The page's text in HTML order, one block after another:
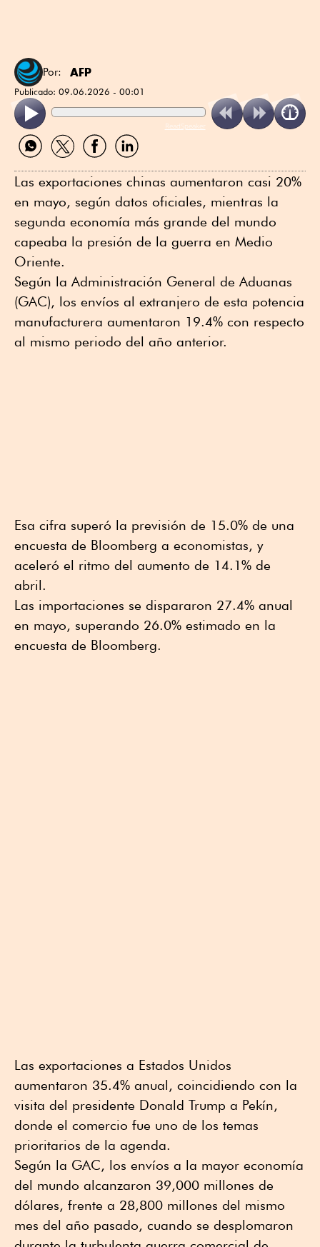
Por: AFP
Publicado: 09.06.2026 - 00:01
ReadSpeaker
Compartir
por
Compartir
por
Compartir
por
Compartir
por
Las exportaciones chinas aumentaron casi 20%
en mayo, según datos oficiales, mientras la
segunda economía más grande del mundo
capeaba la presión de la guerra en Medio
Oriente.
Según la Administración General de Aduanas
(GAC), los envíos al extranjero de esta potencia
manufacturera aumentaron 19.4% con respecto
al mismo periodo del año anterior.
Esa cifra superó la previsión de 15.0% de una
encuesta de Bloomberg a economistas, y
aceleró el ritmo del aumento de 14.1% de
abril.
Las importaciones se dispararon 27.4% anual
en mayo, superando 26.0% estimado en la
encuesta de Bloomberg.
Las exportaciones a Estados Unidos
aumentaron 35.4% anual, coincidiendo con la
visita del presidente Donald Trump a Pekín,
donde el comercio fue uno de los temas
prioritarios de la agenda.
Según la GAC, los envíos a la mayor economía
del mundo alcanzaron 39,000 millones de
dólares, frente a 28,800 millones del mismo
mes del año pasado, cuando se desplomaron